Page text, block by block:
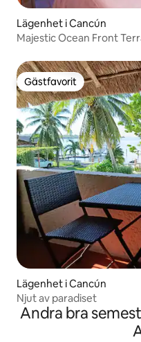
Lägenhet i Cancún
Majestic Ocean Front
Gästfavorit
Gästfavorit
Lägenhet i Cancún
Njut av paradiset
Andra bra